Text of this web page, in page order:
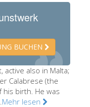
BUCHEN
active also in Malta;
Calabrese (the
his birth. He was
Mehr lesen